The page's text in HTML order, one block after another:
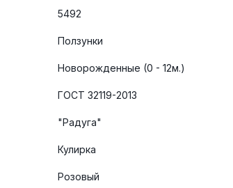
5492
Ползунки
Новорожденные (0 - 12м.)
ГОСТ 32119-2013
"Радуга"
Кулирка
Розовый